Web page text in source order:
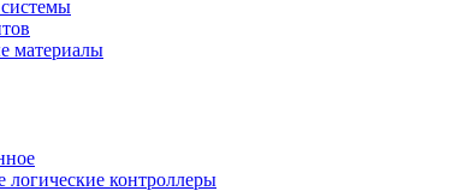
материалы
контроллеры